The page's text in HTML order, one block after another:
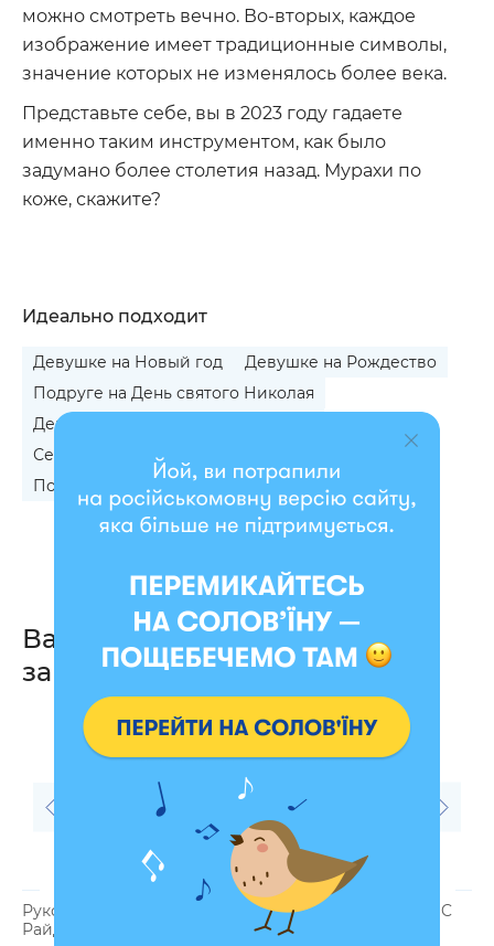
можно смотреть вечно. Во-вторых, каждое
изображение имеет традиционные символы,
значение которых не изменялось более века.
Представьте себе, вы в 2023 году гадаете
именно таким инструментом, как было
задумано более столетия назад. Мурахи по
коже, скажите?
Идеально подходит
Девушке на Новый год
Девушке на Рождество
Подруге на День святого Николая
Девочке на День святого Николая
Сестре на Новый год
Подруге на Рождество
Вас также могут
заинтересовать
Руководство «Таро
Райдера — Уэйта»
- 30 %
Планер «I HAVE A MAGIC
PLAN» синий